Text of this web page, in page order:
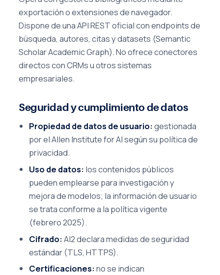
exportación o extensiones de navegador.
Dispone de una API REST oficial con endpoints de
búsqueda, autores, citas y datasets (Semantic
Scholar Academic Graph). No ofrece conectores
directos con CRMs u otros sistemas
empresariales.
Seguridad y cumplimiento de datos
Propiedad de datos de usuario:gestionada
por el Allen Institute for AI según su política de
privacidad.
Uso de datos: los contenidos públicos
pueden emplearse para investigación y
mejora de modelos; la información de usuario
se trata conforme a la política vigente
(febrero 2025).
Cifrado:AI2 declara medidas de seguridad
estándar (TLS, HTTPS).
Certificaciones:no se indican